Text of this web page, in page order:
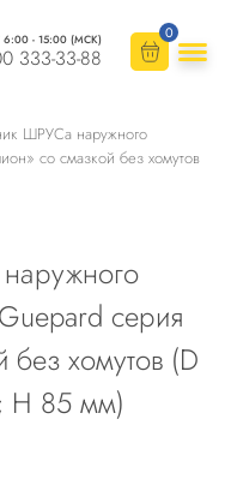
- 15:00 (МСК)
333-33-88
0
ШРУСа наружного
со смазкой без хомутов
серия
хомутов (D
85 мм)